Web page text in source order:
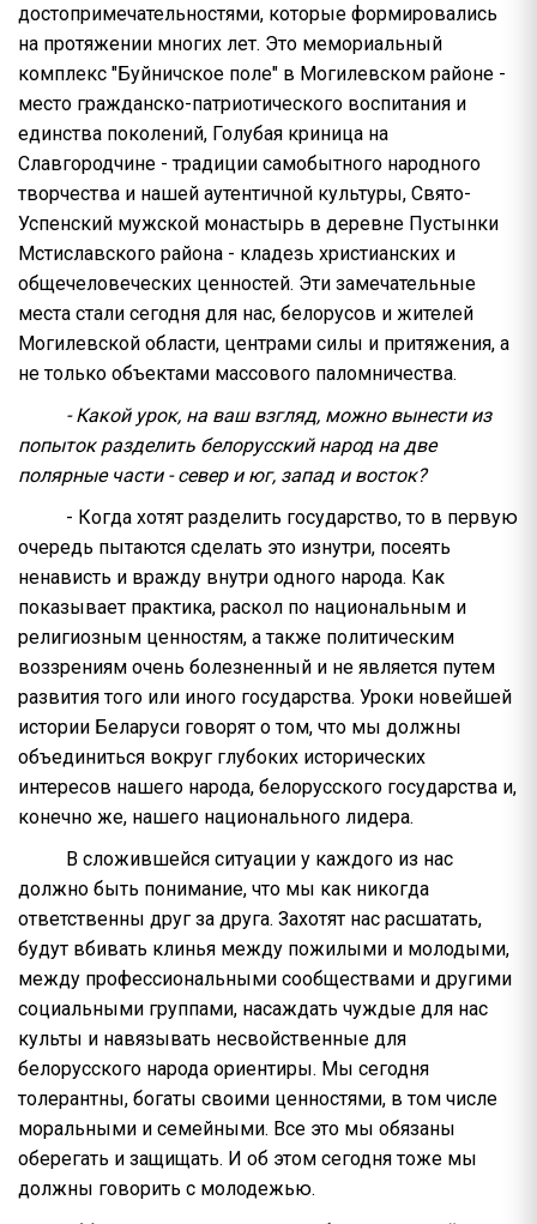
достопримечательностями, которые формировались
на протяжении многих лет. Это мемориальный
комплекс "Буйничское поле" в Могилевском районе -
место гражданско-патриотического воспитания и
единства поколений, Голубая криница на
Славгородчине - традиции самобытного народного
творчества и нашей аутентичной культуры, Свято-
Успенский мужской монастырь в деревне Пустынки
Мстиславского района - кладезь христианских и
общечеловеческих ценностей. Эти замечательные
места стали сегодня для нас, белорусов и жителей
Могилевской области, центрами силы и притяжения, а
не только объектами массового паломничества.
- Какой урок, на ваш взгляд, можно вынести из
попыток разделить белорусский народ на две
полярные части - север и юг, запад и восток?
- Когда хотят разделить государство, то в первую
очередь пытаются сделать это изнутри, посеять
ненависть и вражду внутри одного народа. Как
показывает практика, раскол по национальным и
религиозным ценностям, а также политическим
воззрениям очень болезненный и не является путем
развития того или иного государства. Уроки новейшей
истории Беларуси говорят о том, что мы должны
объединиться вокруг глубоких исторических
интересов нашего народа, белорусского государства и,
конечно же, нашего национального лидера.
В сложившейся ситуации у каждого из нас
должно быть понимание, что мы как никогда
ответственны друг за друга. Захотят нас расшатать,
будут вбивать клинья между пожилыми и молодыми,
между профессиональными сообществами и другими
социальными группами, насаждать чуждые для нас
культы и навязывать несвойственные для
белорусского народа ориентиры. Мы сегодня
толерантны, богаты своими ценностями, в том числе
моральными и семейными. Все это мы обязаны
оберегать и защищать. И об этом сегодня тоже мы
должны говорить с молодежью.